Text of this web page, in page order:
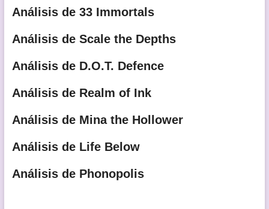
Análisis de 33 Immortals
Análisis de Scale the Depths
Análisis de D.O.T. Defence
Análisis de Realm of Ink
Análisis de Mina the Hollower
Análisis de Life Below
Análisis de Phonopolis